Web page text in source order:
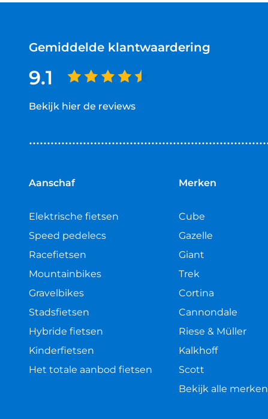
Gemiddelde klantwaardering
9.1
Bekijk hier de reviews
van
Aanschaf
Elektrische fietsen
Speed pedelecs
Racefietsen
Mountainbikes
Gravelbikes
Stadsfietsen
Hybride fietsen
Kinderfietsen
Het totale aanbod fietsen
Merken
Cube
Gazelle
Giant
Trek
Cortina
Cannondale
Riese & Müller
Kalkhoff
Scott
Bekijk alle merken